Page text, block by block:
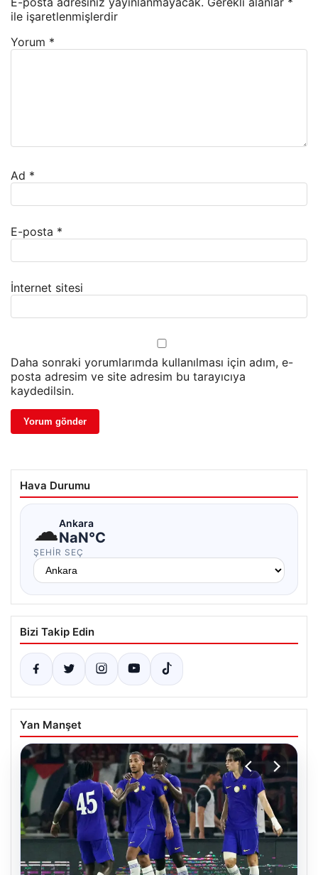
ile işaretlenmişlerdir
Yorum *
Ad *
E-posta *
İnternet sitesi
Daha sonraki yorumlarımda kullanılması için adım, e-
posta adresim ve site adresim bu tarayıcıya
kaydedilsin.
Hava Durumu
☁Ankara
NaN°C
ŞEHIR SEÇ
Bizi Takip Edin
Yan Manşet